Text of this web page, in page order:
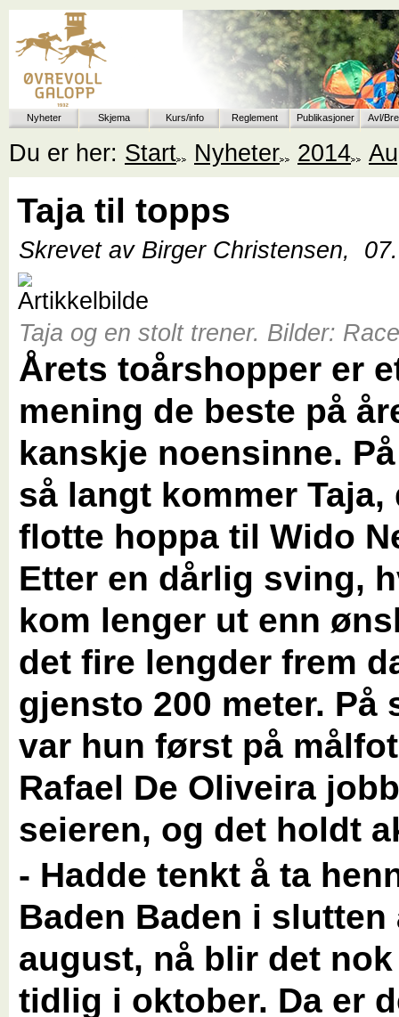
Nyheter Skjema Kurs/info Reglement Publikasjoner Avl/
Du er her: Start Nyheter 2014
Taja til topps
Skrevet av Birger Christensen,
Taja og en stolt trener. Bilder:
Årets toårshopper er
mening de beste på
kanskje noensinne.
så langt kommer Taja,
flotte hoppa til Wido
Etter en dårlig sving,
kom lenger ut enn
det fire lengder frem
gjensto 200 meter. På
var hun først på
Rafael De Oliveira
seieren, og det holdt
- Hadde tenkt å ta
Baden Baden i slutten
august, nå blir det
tidlig i oktober. Da er